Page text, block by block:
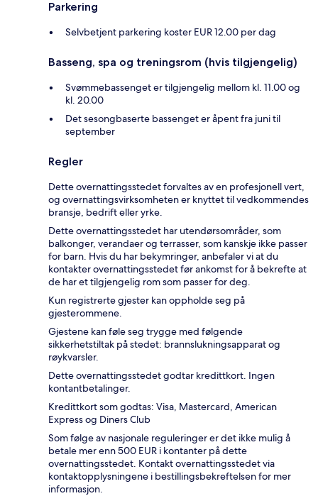
Parkering
Selvbetjent parkering koster EUR 12.00 per dag
Basseng, spa og treningsrom (hvis tilgjengelig)
Svømmebassenget er tilgjengelig mellom kl. 11.00 og
kl. 20.00
Det sesongbaserte bassenget er åpent fra juni til
september
Regler
Dette overnattingsstedet forvaltes av en profesjonell vert,
og overnattingsvirksomheten er knyttet til vedkommendes
bransje, bedrift eller yrke.
Dette overnattingsstedet har utendørsområder, som
balkonger, verandaer og terrasser, som kanskje ikke passer
for barn. Hvis du har bekymringer, anbefaler vi at du
kontakter overnattingsstedet før ankomst for å bekrefte at
de har et tilgjengelig rom som passer for deg.
Kun registrerte gjester kan oppholde seg på
gjesterommene.
Gjestene kan føle seg trygge med følgende
sikkerhetstiltak på stedet: brannslukningsapparat og
røykvarsler.
Dette overnattingsstedet godtar kredittkort. Ingen
kontantbetalinger.
Kredittkort som godtas: Visa, Mastercard, American
Express og Diners Club
Som følge av nasjonale reguleringer er det ikke mulig å
betale mer enn 500 EUR i kontanter på dette
overnattingsstedet. Kontakt overnattingsstedet via
kontaktopplysningene i bestillingsbekreftelsen for mer
informasjon.